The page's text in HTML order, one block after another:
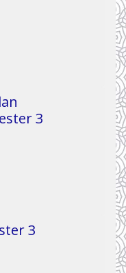
3
3